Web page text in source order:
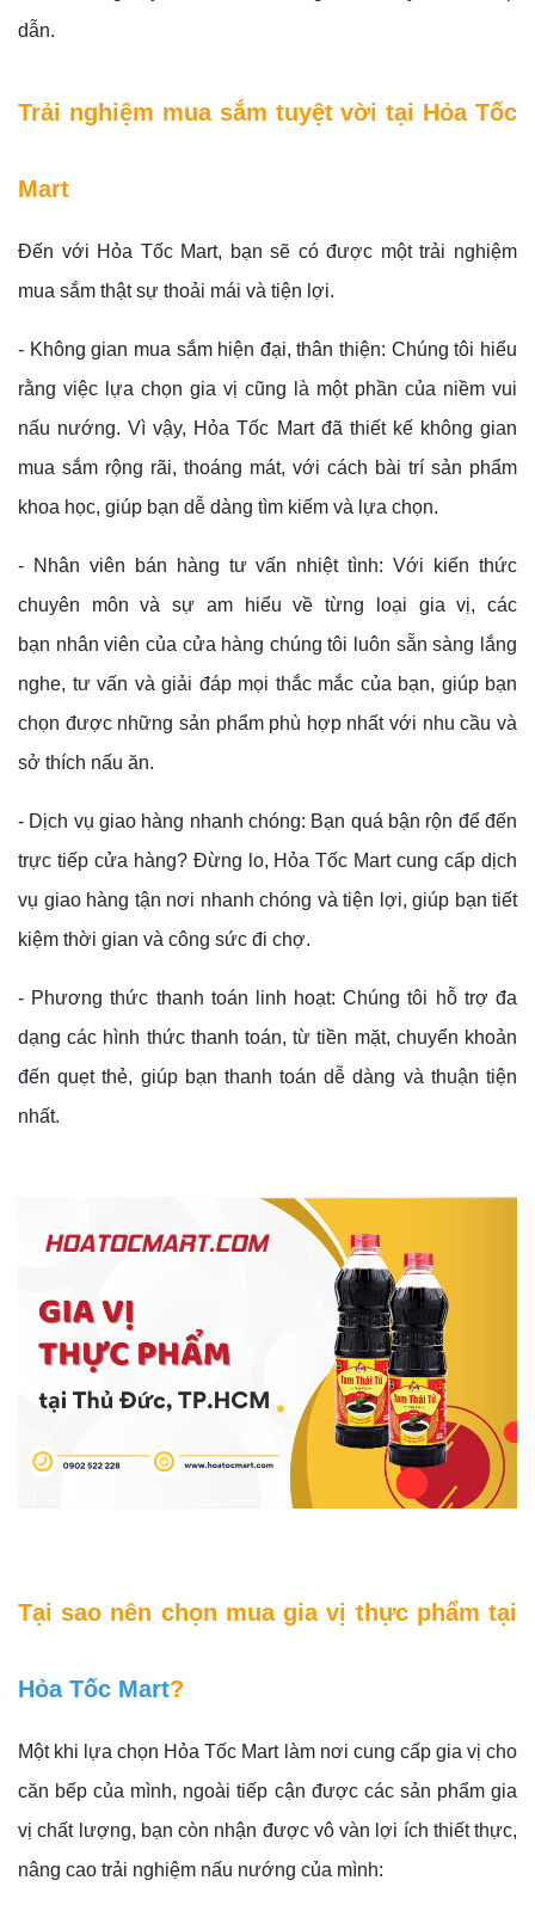
dẫn.
Trải nghiệm mua sắm tuyệt vời tại Hỏa Tốc
Mart
Đến với Hỏa Tốc Mart, bạn sẽ có được một trải nghiệm
mua sắm thật sự thoải mái và tiện lợi.
- Không gian mua sắm hiện đại, thân thiện: Chúng tôi hiểu
rằng việc lựa chọn gia vị cũng là một phần của niềm vui
nấu nướng. Vì vậy, Hỏa Tốc Mart đã thiết kế không gian
mua sắm rộng rãi, thoáng mát, với cách bài trí sản phẩm
khoa học, giúp bạn dễ dàng tìm kiếm và lựa chọn.
- Nhân viên bán hàng tư vấn nhiệt tình: Với kiến thức
chuyên môn và sự am hiểu về từng loại gia vị, các
bạn nhân viên của cửa hàng chúng tôi luôn sẵn sàng lắng
nghe, tư vấn và giải đáp mọi thắc mắc của bạn, giúp bạn
chọn được những sản phẩm phù hợp nhất với nhu cầu và
sở thích nấu ăn.
- Dịch vụ giao hàng nhanh chóng: Bạn quá bận rộn để đến
trực tiếp cửa hàng? Đừng lo, Hỏa Tốc Mart cung cấp dịch
vụ giao hàng tận nơi nhanh chóng và tiện lợi, giúp bạn tiết
kiệm thời gian và công sức đi chợ.
- Phương thức thanh toán linh hoạt: Chúng tôi hỗ trợ đa
dạng các hình thức thanh toán, từ tiền mặt, chuyển khoản
đến quẹt thẻ, giúp bạn thanh toán dễ dàng và thuận tiện
nhất.
Tại sao nên chọn mua gia vị thực phẩm tại
Hỏa Tốc Mart?
Một khi lựa chọn Hỏa Tốc Mart làm nơi cung cấp gia vị cho
căn bếp của mình, ngoài tiếp cận được các sản phẩm gia
vị chất lượng, bạn còn nhận được vô vàn lợi ích thiết thực,
nâng cao trải nghiệm nấu nướng của mình: